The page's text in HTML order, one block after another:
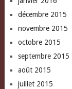
décembre 2015
novembre 2015
octobre 2015
septembre 2015
août 2015
juillet 2015